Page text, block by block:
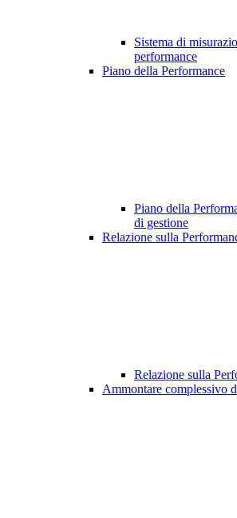
Sistema di
performance
Piano della Performance
Piano della
di gestione
Relazione sulla
Relazione sulla
Ammontare complessivo